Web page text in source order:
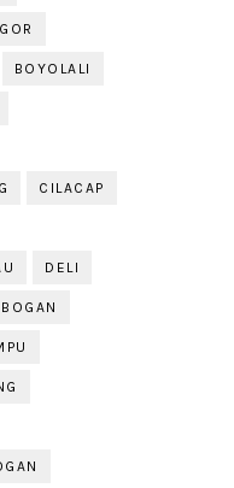
BOYOLALI
CILACAP
DELI